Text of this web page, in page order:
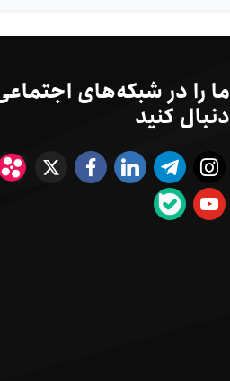
ما را در شبکه‌های
دنبال کنید